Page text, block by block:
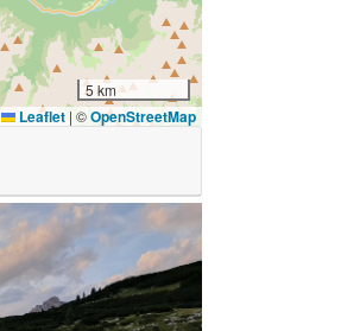
5 km
Leaflet | ©OpenStreetMap